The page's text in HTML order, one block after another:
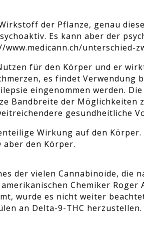
der Pflanze, genau
Es kann aber der
unterschied-
für den Körper und er
es findet Verwendung
eingenommen werden.
Bandbreite der Möglichkeiten
gesundheitliche
Wirkung auf den
den Körper.
der vielen Cannabinoide, die
Chemiker Roger
wurde es nicht weiter
an Delta-9-THC